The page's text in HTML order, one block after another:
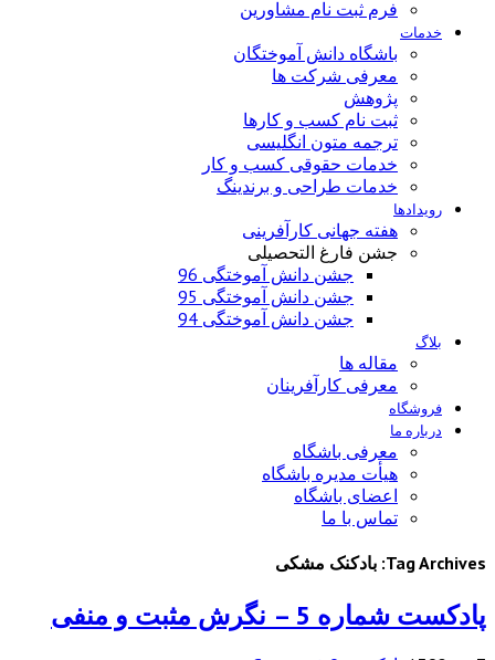
فرم ثبت نام مشاورین
خدمات
باشگاه دانش آموختگان
معرفی شرکت ها
پژوهش
ثبت نام کسب و کارها
ترجمه متون انگلیسی
خدمات حقوقی کسب و کار
خدمات طراحی و برندینگ
رویدادها
هفته جهانی کارآفرینی
جشن فارغ التحصیلی
جشن دانش آموختگی 96
جشن دانش آموختگی 95
جشن دانش آموختگی 94
بلاگ
مقاله ها
معرفی کارآفرینان
فروشگاه
درباره ما
معرفی باشگاه
هیأت مدیره باشگاه
اعضای باشگاه
تماس با ما
Tag Archives: بادکنک مشکی
پادکست شماره 5 – نگرش مثبت و منفی